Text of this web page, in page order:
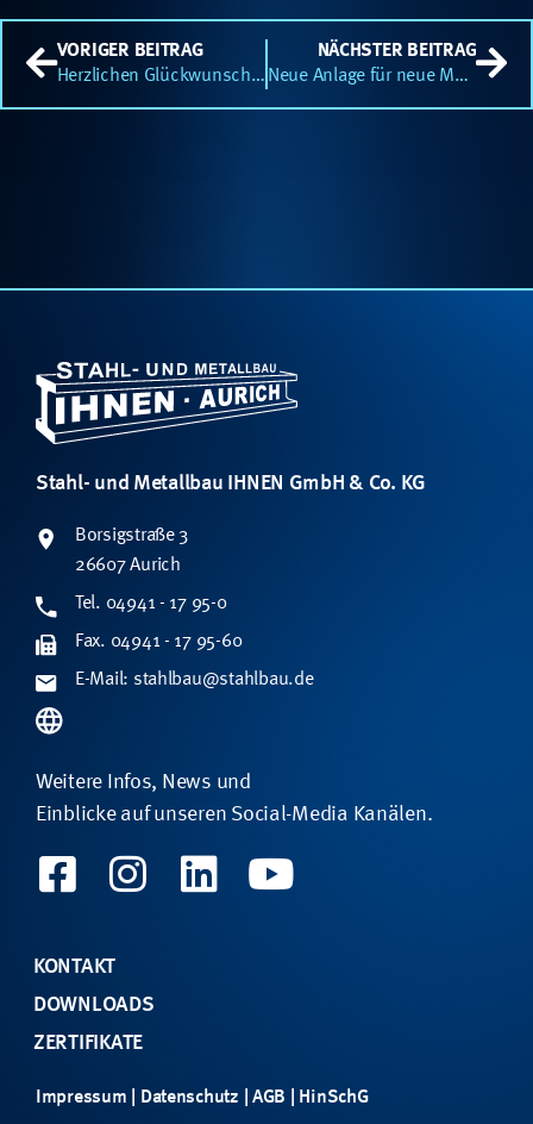
VORIGER BEITRAG
Herzlichen Glückwunsch zur bestandenen Prüfung!
NÄCHSTER BEITRAG
Neue Anlage für neue Maßstäbe: Die Peddinghaus HSFDB-C
Stahl- und Metallbau IHNEN GmbH & Co. KG
Borsigstraße 3
26607 Aurich
Tel. 04941 - 17 95-0
Fax. 04941 - 17 95-60
E-Mail: stahlbau@stahlbau.de
KONTAKT
DOWNLOADS
ZERTIFIKATE
Weitere Infos, News und
Einblicke auf unseren Social-Media Kanälen.
Impressum Datenschutz |AGB HinSchG